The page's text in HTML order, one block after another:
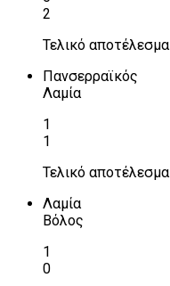
2
Τελικό αποτέλεσμα
Πανσερραϊκός
Λαμία
1
1
Τελικό αποτέλεσμα
Λαμία
Βόλος
1
0